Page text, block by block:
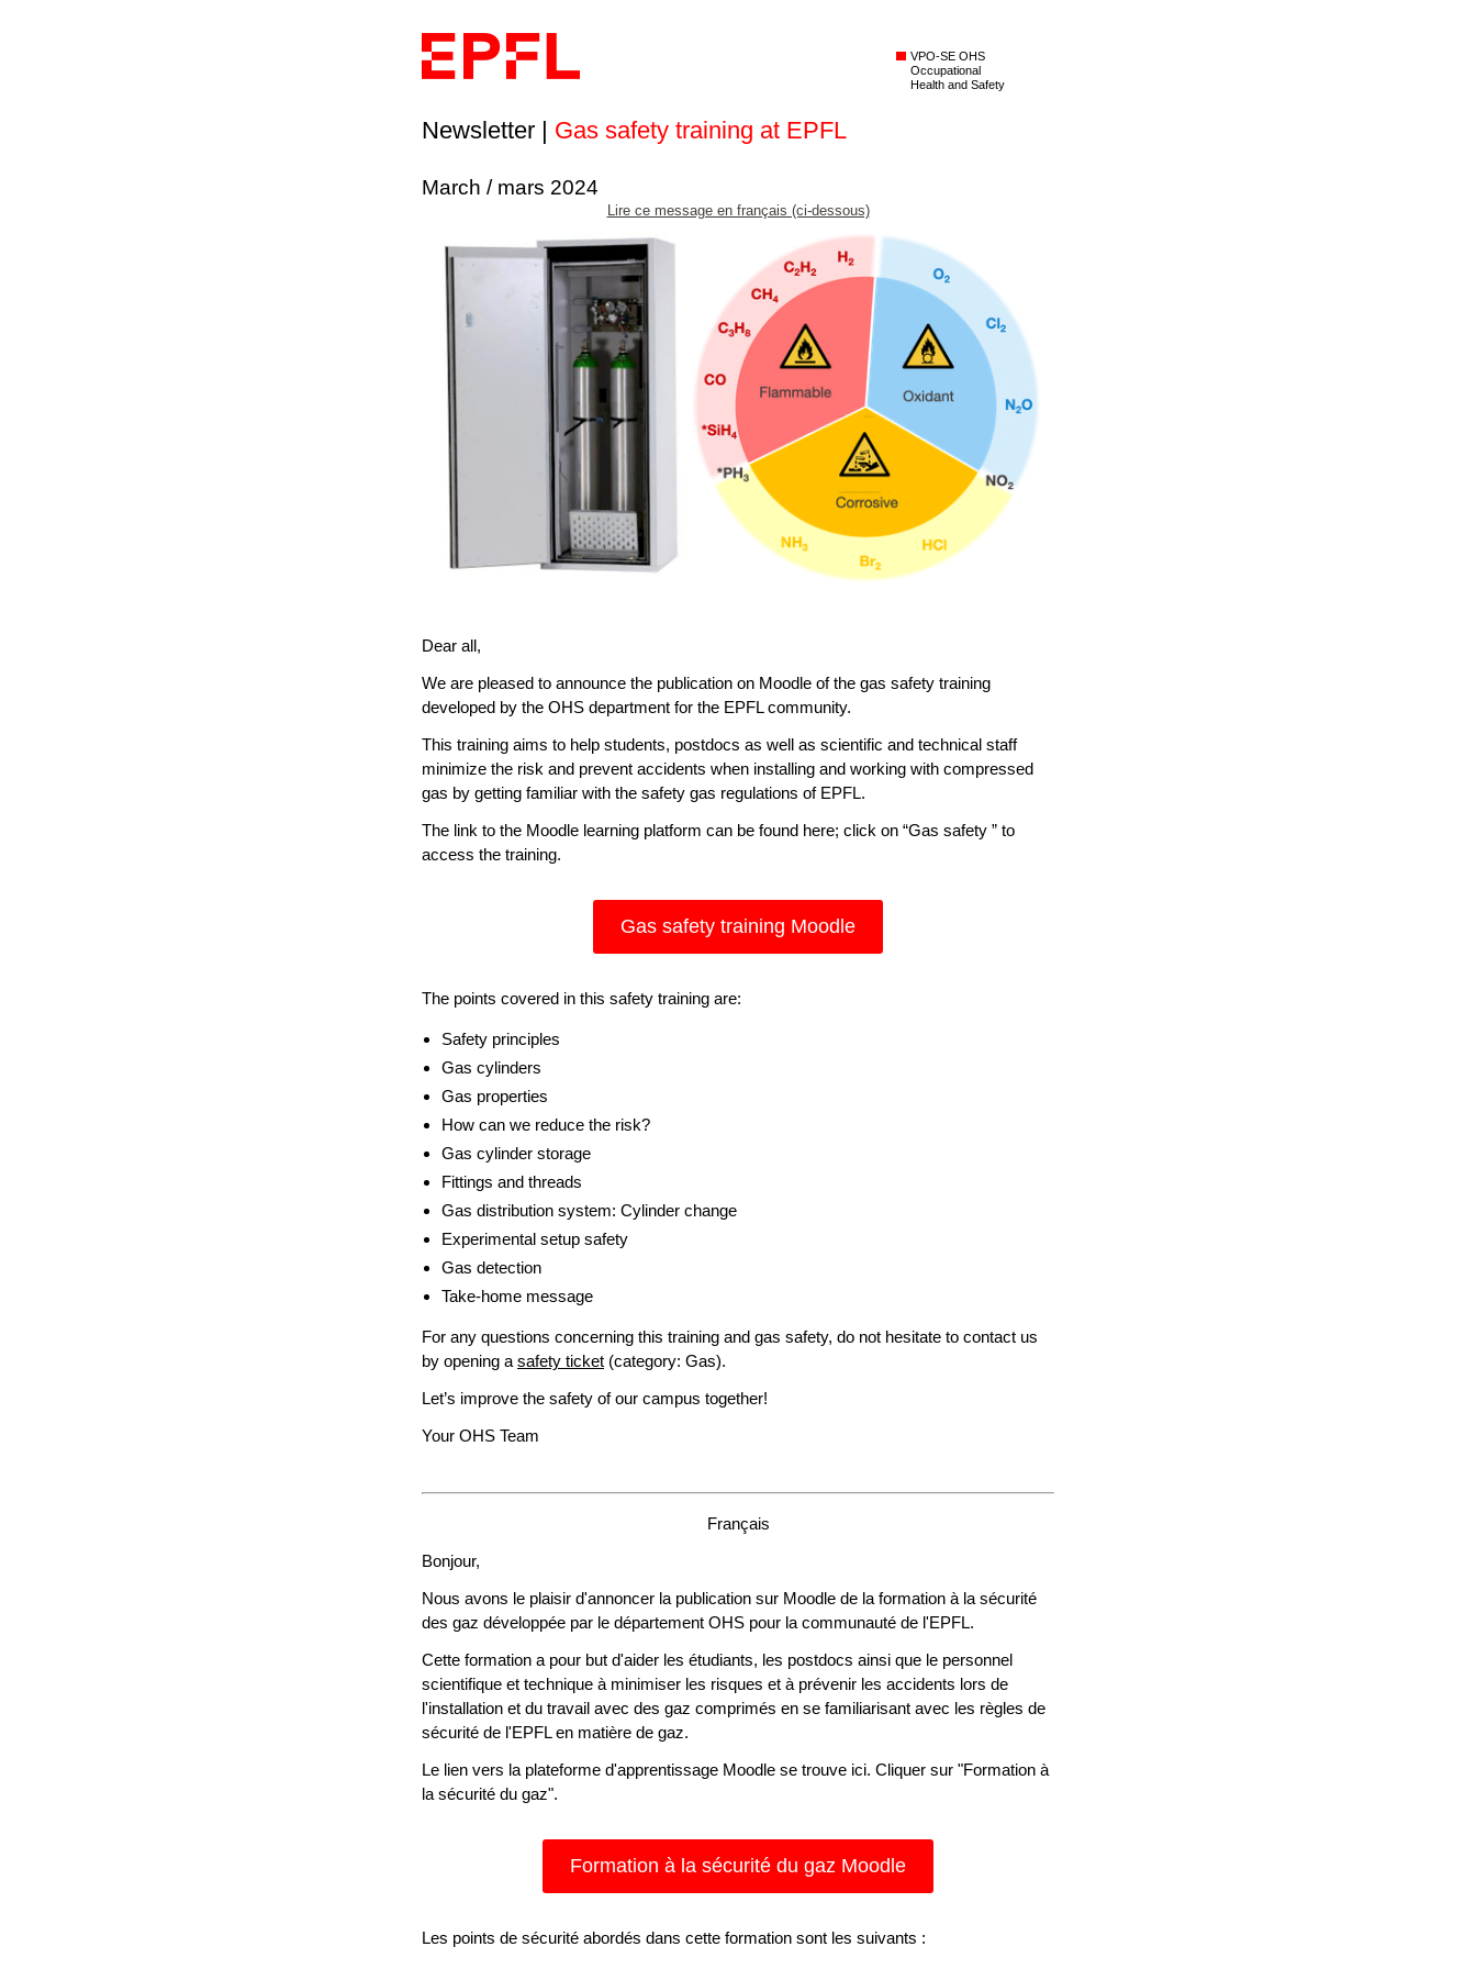
VPO-SE OHS
Occupational
Health and Safety
Newsletter | Gas safety training at EPFL
March / mars 2024
Lire ce message en français (ci-dessous)
Dear all,
We are pleased to announce the publication on Moodle of the gas safety training
developed by the OHS department for the EPFL community.
This training aims to help students, postdocs as well as scientific and technical staff
minimize the risk and prevent accidents when installing and working with compressed
gas by getting familiar with the safety gas regulations of EPFL.
The link to the Moodle learning platform can be found here; click on “Gas safety ” to
access the training.
Gas safety training Moodle
The points covered in this safety training are:
Safety principles
Gas cylinders
Gas properties
How can we reduce the risk?
Gas cylinder storage
Fittings and threads
Gas distribution system: Cylinder change
Experimental setup safety
Gas detection
Take-home message
For any questions concerning this training and gas safety, do not hesitate to contact us
by opening a safety ticket (category: Gas).
Let’s improve the safety of our campus together!
Your OHS Team
Français
Bonjour,
Nous avons le plaisir d'annoncer la publication sur Moodle de la formation à la sécurité
des gaz développée par le département OHS pour la communauté de l'EPFL.
Cette formation a pour but d'aider les étudiants, les postdocs ainsi que le personnel
scientifique et technique à minimiser les risques et à prévenir les accidents lors de
l'installation et du travail avec des gaz comprimés en se familiarisant avec les règles de
sécurité de l'EPFL en matière de gaz.
Le lien vers la plateforme d'apprentissage Moodle se trouve ici. Cliquer sur "Formation à
la sécurité du gaz".
Formation à la sécurité du gaz Moodle
Les points de sécurité abordés dans cette formation sont les suivants :